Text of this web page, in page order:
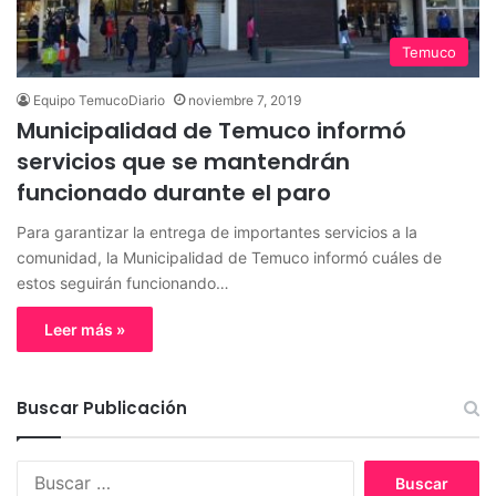
Temuco
Equipo TemucoDiario noviembre 7, 2019
Municipalidad de Temuco informó
servicios que se mantendrán
funcionado durante el paro
Para garantizar la entrega de importantes servicios a la
comunidad, la Municipalidad de Temuco informó cuáles de
estos seguirán funcionando…
Leer más »
Buscar Publicación